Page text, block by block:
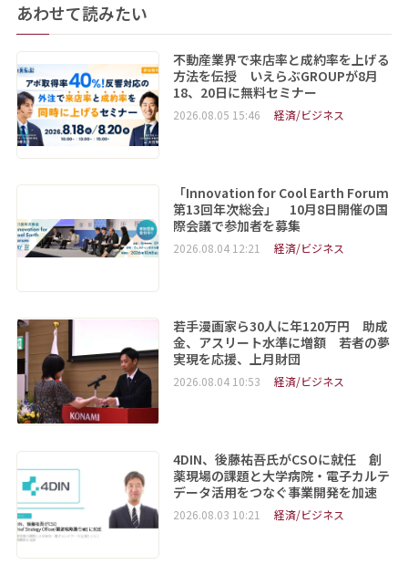
あわせて読みたい
不動産業界で来店率と成約率を上げる
方法を伝授 いえらぶGROUPが8月
18、20日に無料セミナー
2026.08.05 15:46 経済/ビジネス
「Innovation for Cool Earth Forum
第13回年次総会」 10月8日開催の国
際会議で参加者を募集
2026.08.04 12:21 経済/ビジネス
若手漫画家ら30人に年120万円 助成
金、アスリート水準に増額 若者の夢
実現を応援、上月財団
2026.08.04 10:53 経済/ビジネス
4DIN、後藤祐吾氏がCSOに就任 創
薬現場の課題と大学病院・電子カルテ
データ活用をつなぐ事業開発を加速
2026.08.03 10:21 経済/ビジネス